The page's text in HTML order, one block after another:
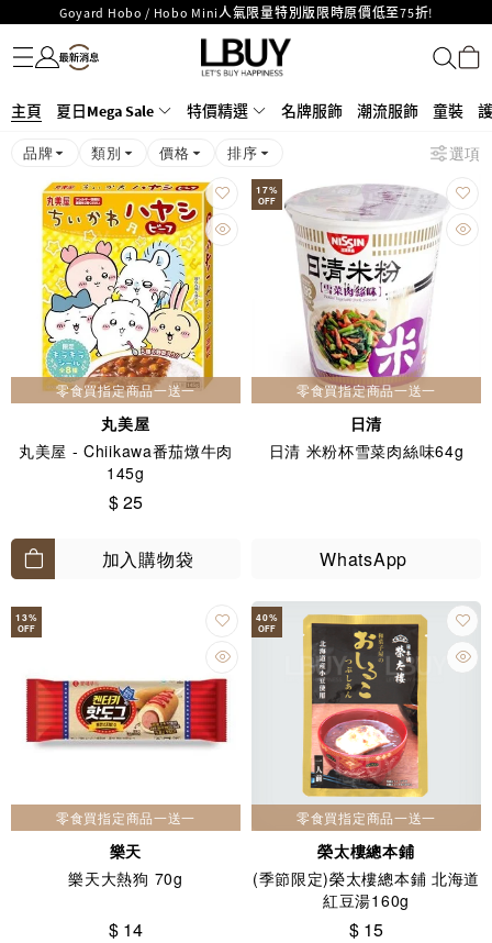
Goyard Hobo / Hobo Mini人氣限量特別版限時原價低至75折!
LBuy呈獻 - Hermès 及 Chanel 手袋及首飾原價低至6折，立即入手!
LBuy Nintendo Switch / Nintendo Switch 2 正規商品零售店登陸MOKO 4樓
重要通告：銀行轉帳及轉數快付款注意事項
LBuy獲香港知識產權署頒發2026《正版正貨承諾》商標
LBuy MEGA SALE 精選名牌手袋及小皮具低至6折
名牌服飾
潮流服飾
童裝
護膚美妝
香水香薰
個人護理
母嬰護理
遊戲及精品玩具
文儀用品
家居生活
電子產品
美食
醫藥保健
運動與戶外用品
主頁 夏日Mega Sale 特價精選 名牌服飾 潮流服飾 童裝
品牌 類別 價格 排序 選項
零食買指定商品一送一
丸美屋
丸美屋 - Chiikawa番茄燉牛肉
145g
$ 25
加入購物袋
17%
OFF
零食買指定商品一送一
日清
日清 米粉杯雪菜肉絲味64g
WhatsApp
13%
OFF
零食買指定商品一送一
樂天
樂天大熱狗 70g
$ 14
40%
OFF
零食買指定商品一送一
榮太樓總本鋪
(季節限定)榮太樓總本鋪 北海道
紅豆湯160g
$ 15